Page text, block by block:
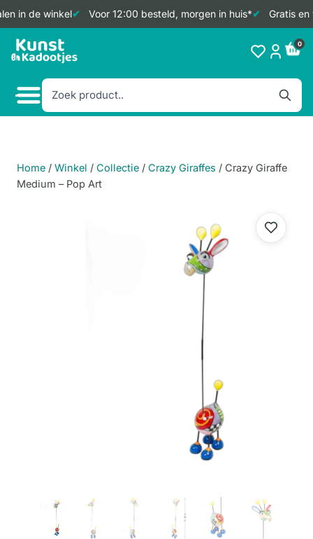
in de winkel Voor 12:00 besteld, morgen in huis* Gratis en
Doorgaan
naar
0
Home / Winkel / Collectie / Crazy Giraffes / Crazy Giraffe
Medium – Pop Art